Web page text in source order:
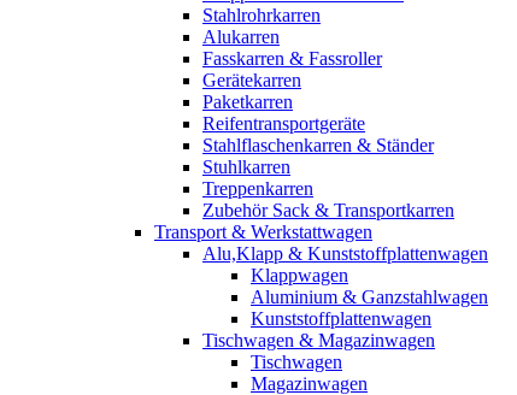
Stahlrohrkarren
Alukarren
Fasskarren & Fassroller
Gerätekarren
Paketkarren
Reifentransportgeräte
Stahlflaschenkarren & Ständer
Stuhlkarren
Treppenkarren
Zubehör Sack & Transportkarren
Transport & Werkstattwagen
Alu,Klapp & Kunststoffplattenwagen
Klappwagen
Aluminium & Ganzstahlwagen
Kunststoffplattenwagen
Tischwagen & Magazinwagen
Tischwagen
Magazinwagen